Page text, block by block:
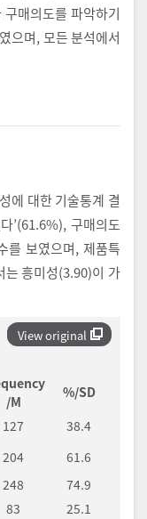
매의도를 파악하기
으며, 모든 분석에서
에 대한 기술통계 결
’(61.6%), 구매의도
를 보였으며, 제품특
는 흥미성(3.90)이 가
View original
/M
%/SD
127
38.4
204
61.6
248
74.9
83 25.1